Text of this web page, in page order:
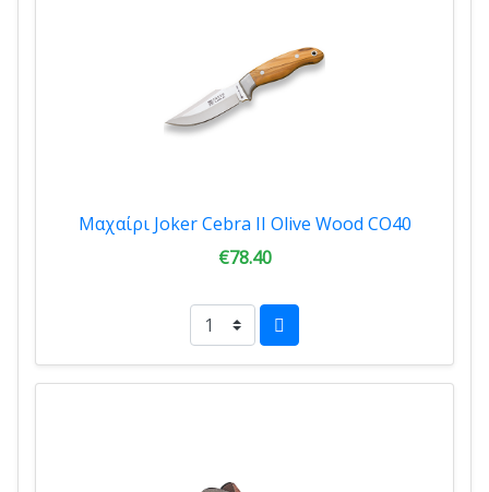
Μαχαίρι Joker Cebra II Olive Wood CO40
€78.40